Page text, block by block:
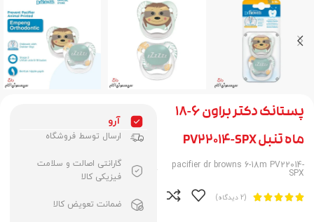
پستانک دکتر براون 6-18
ماه تنبل PV22014-SPX
pacifier dr browns 6-18m PV22014-
SPX




 (2 دیدگاه)
آرو
ارسال توسط فروشگاه
گارانتی اصالت و سلامت
فیزیکی کالا
ضمانت تعویض کالا